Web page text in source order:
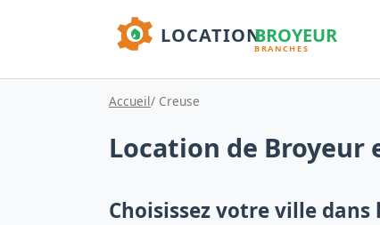
Accueil/ Creuse
Location de Broyeur
Choisissez votre ville dans